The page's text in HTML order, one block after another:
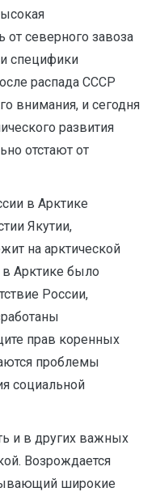
от северного завоза
специфики
распада СССР
внимания, и сегодня
развития
отстают от
в Арктике
Якутии,
на арктической
в Арктике было
России,
прав коренных
проблемы
социальной
и в других важных
Возрождается
широкие